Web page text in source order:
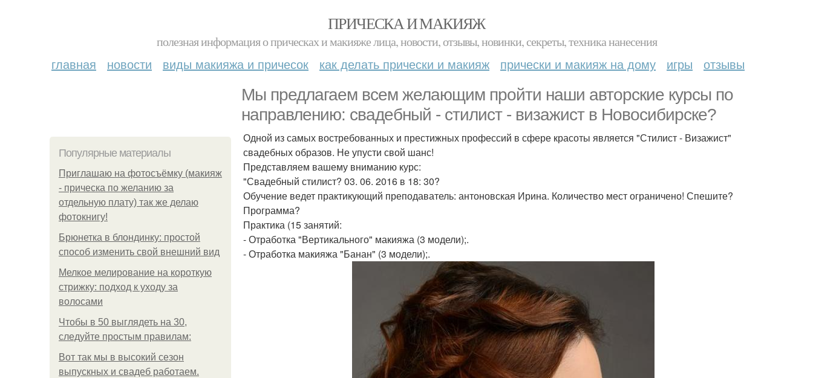
ПРИЧЕСКА И МАКИЯЖ
полезная информация о прическах и макияже лица, новости, отзывы, новинки, секреты, техника нанесения
главная новости виды макияжа и причесок как делать прически и макияж прически и макияж на дому игры отзывы
Мы предлагаем всем желающим пройти наши авторские курсы по
направлению: свадебный - стилист - визажист в Новосибирске?
Популярные материалы
Приглашаю на фотосъёмку (макияж
- прическа по желанию за
отдельную плату) так же делаю
фотокнигу!
Брюнетка в блондинку: простой
способ изменить свой внешний вид
Мелкое мелирование на короткую
стрижку: подход к уходу за
волосами
Чтобы в 50 выглядеть на 30,
следуйте простым правилам:
Вот так мы в высокий сезон
выпускных и свадеб работаем.
Одной из самых востребованных и престижных профессий в сфере красоты является "Стилист - Визажист"
свадебных образов. Не упусти свой шанс!
Представляем вашему вниманию курс:
"Свадебный стилист? 03. 06. 2016 в 18: 30?
Обучение ведет практикующий преподаватель: антоновская Ирина. Количество мест ограничено! Спешите?
Программа?
Практика (15 занятий:
- Отработка "Вертикального" макияжа (3 модели);.
- Отработка макияжа "Банан" (3 модели);.